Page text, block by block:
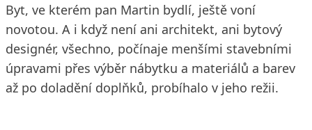
Byt, ve kterém pan Martin bydlí, ještě voní
novotou. A i když není ani architekt, ani bytový
designér, všechno, počínaje menšími stavebními
úpravami přes výběr nábytku a materiálů a barev
až po doladění doplňků, probíhalo v jeho režii.